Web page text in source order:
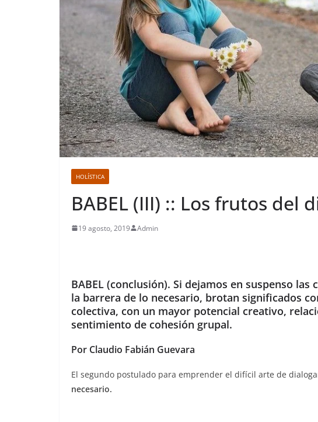
HOLÍSTICA
BABEL (III) :: Los frutos del
19 agosto, 2019 Admin
BABEL (conclusión). Si dejamos en suspenso
la barrera de lo necesario, brotan significados
colectiva, con un mayor potencial creativo,
sentimiento de cohesión grupal.
Por Claudio Fabián Guevara
El segundo postulado para emprender el difícil arte de
necesario.